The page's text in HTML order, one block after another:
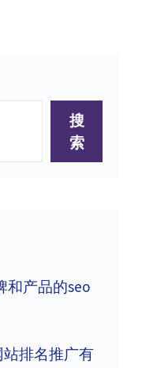
搜
索
和产品的seo
站排名推广有